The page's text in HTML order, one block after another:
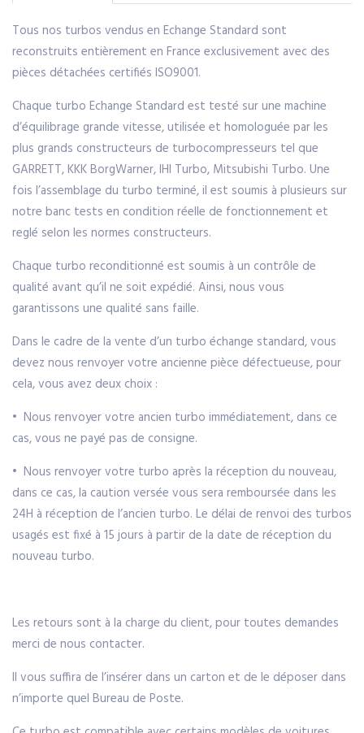
Tous nos turbos vendus en Echange Standard sont
reconstruits entièrement en France exclusivement avec des
pièces détachées certifiés ISO9001.
Chaque turbo Echange Standard est testé sur une machine
d’équilibrage grande vitesse, utilisée et homologuée par les
plus grands constructeurs de turbocompresseurs tel que
GARRETT, KKK BorgWarner, IHI Turbo, Mitsubishi Turbo. Une
fois l’assemblage du turbo terminé, il est soumis à plusieurs sur
notre banc tests en condition réelle de fonctionnement et
reglé selon les normes constructeurs.
Chaque turbo reconditionné est soumis à un contrôle de
qualité avant qu’il ne soit expédié. Ainsi, nous vous
garantissons une qualité sans faille.
Dans le cadre de la vente d’un turbo échange standard, vous
devez nous renvoyer votre ancienne pièce défectueuse, pour
cela, vous avez deux choix :
• Nous renvoyer votre ancien turbo immédiatement, dans ce
cas, vous ne payé pas de consigne.
• Nous renvoyer votre turbo après la réception du nouveau,
dans ce cas, la caution versée vous sera remboursée dans les
24H à réception de l’ancien turbo. Le délai de renvoi des turbos
usagés est fixé à 15 jours à partir de la date de réception du
nouveau turbo.
Les retours sont à la charge du client, pour toutes demandes
merci de nous contacter.
Il vous suffira de l’insérer dans un carton et de le déposer dans
n’importe quel Bureau de Poste.